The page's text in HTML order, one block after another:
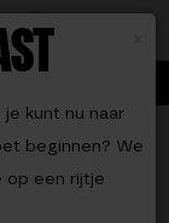
kunt nu naar
beginnen? We
op een rijtje
9.2